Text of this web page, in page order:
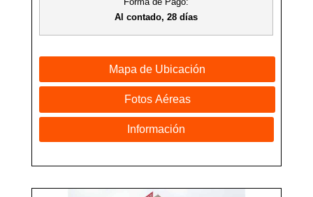
Al contado, 28 días
Mapa de Ubicación
Fotos Aéreas
Información